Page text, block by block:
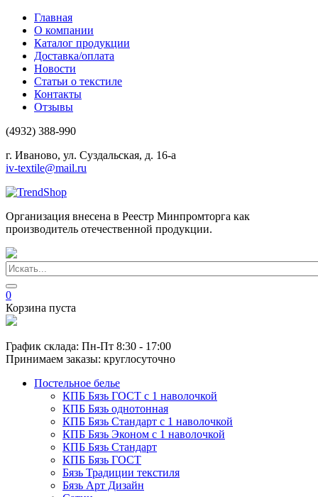
Главная
О компании
Каталог продукции
Доставка/оплата
Новости
Статьи о текстиле
Контакты
Отзывы
(4932) 388-990
г. Иваново, ул. Суздальская, д. 16-а
iv-textile@mail.ru
Организация внесена в Реестр Минпромторга как
производитель отечественной продукции.
0
Корзина пуста
График склада: Пн-Пт 8:30 - 17:00
Принимаем заказы: круглосуточно
Постельное белье
КПБ Бязь ГОСТ c 1 наволочкой
КПБ Бязь однотонная
КПБ Бязь Стандарт c 1 наволочкой
КПБ Бязь Эконом с 1 наволочкой
КПБ Бязь Стандарт
КПБ Бязь ГОСТ
Бязь Традиции текстиля
Бязь Арт Дизайн